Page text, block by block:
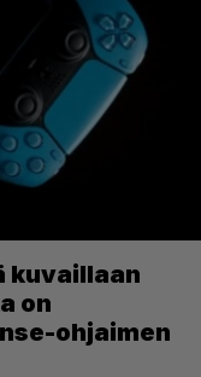
kuvaillaan
on
ohjaimen